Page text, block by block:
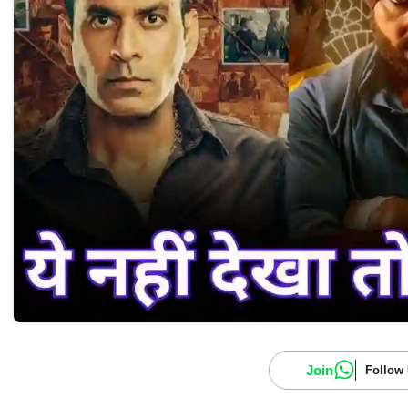
Join Follow